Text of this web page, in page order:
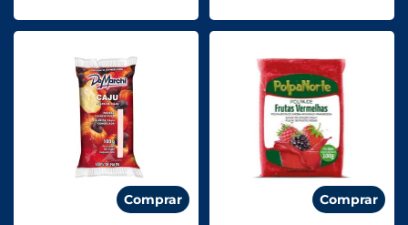
Comprar Comprar